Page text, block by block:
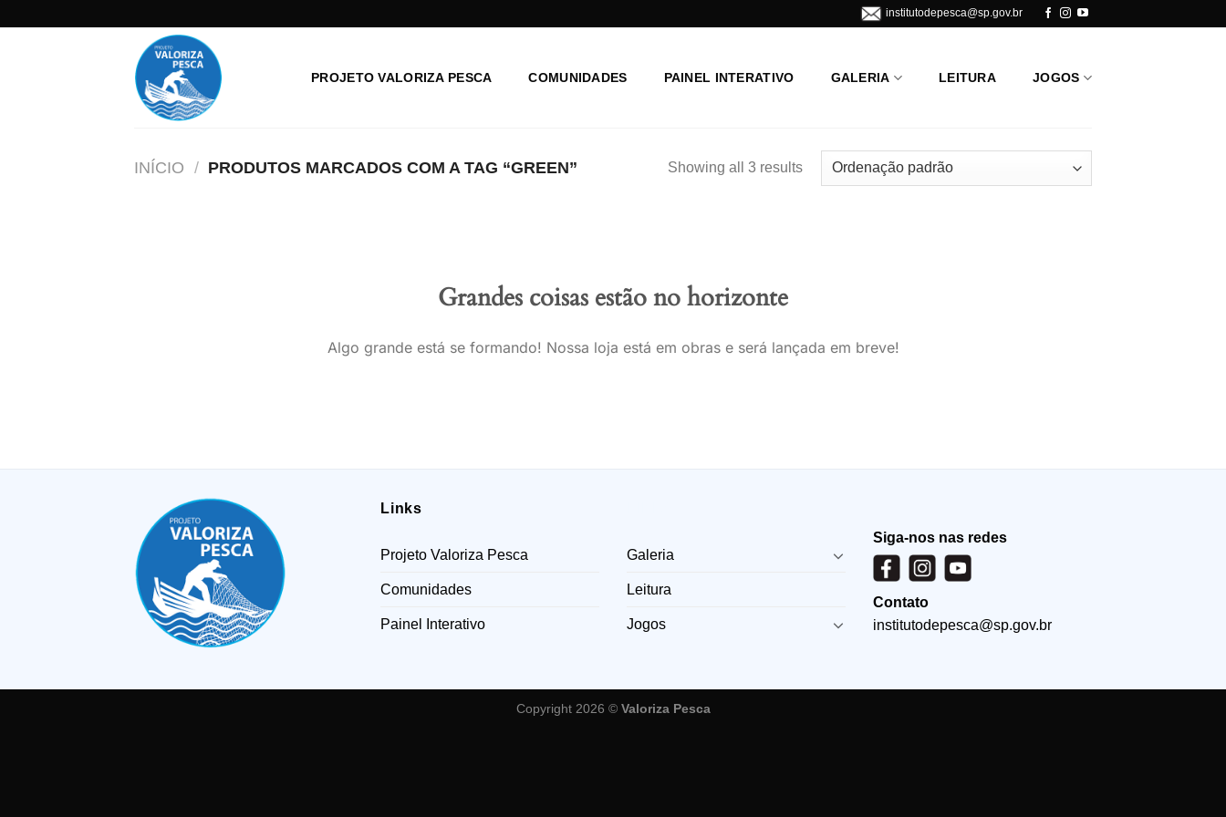
institutodepesca@sp.gov.br
PROJETO VALORIZA PESCA COMUNIDADES PAINEL INTERATIVO GALERIA LEITURA JOGOS
INÍCIO / PRODUTOS MARCADOS COM A TAG “GREEN” Showing all 3 results
Grandes coisas estão no horizonte
Algo grande está se formando! Nossa loja está em obras e será lançada em breve!
Links
Projeto Valoriza Pesca
Comunidades
Painel Interativo
Galeria
Leitura
Jogos
Siga-nos nas redes
Contato
institutodepesca@sp.gov.br
Copyright 2026 © Valoriza Pesca